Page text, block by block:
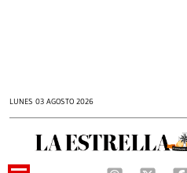
LUNES 03 AGOSTO 2026